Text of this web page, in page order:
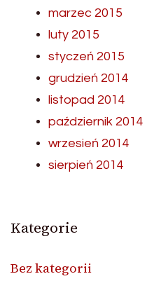
marzec 2015
luty 2015
styczeń 2015
grudzień 2014
listopad 2014
październik 2014
wrzesień 2014
sierpień 2014
Kategorie
Bez kategorii